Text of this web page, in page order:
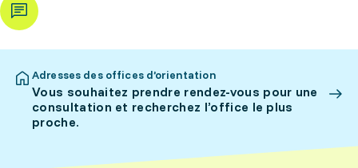
Adresses des offices d’orientation
Vous souhaitez prendre rendez-vous pour une
consultation et recherchez l’office le plus
proche.